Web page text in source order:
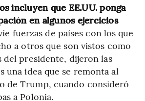
incluyen que EE.UU. ponga
en algunos ejercicios
fuerzas de países con los que
a otros que son vistos como
del presidente, dijeron las
una idea que se remonta al
de Trump, cuando consideró
a Polonia.